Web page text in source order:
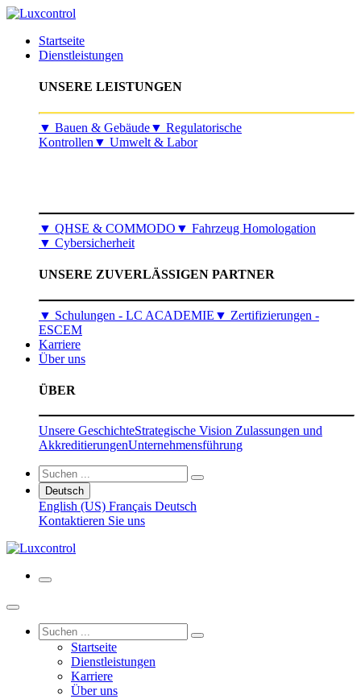
Startseite
Dienstleistungen
UNSERE LEISTUNGEN
​▼ Bauen & Gebäude▼ Regulatorische
Kontrollen ▼ Umwelt & Labor
▼ QHSE & COMMODO ▼ Fahrzeug Homologation
▼ Cybersicherheit
UNSERE ZUVERLÄSSIGEN PARTNER
▼ Schulungen - LC ACADEMIE ▼ Zertifizierungen -
ESCEM
Karriere
Über uns
ÜBER
Unsere GeschichteStrategische Vision Zulassungen und
AkkreditierungenUnternehmensführung
Deutsch
English (US) Français Deutsch
Kontaktieren Sie uns
Startseite
Dienstleistungen
Karriere
Über uns